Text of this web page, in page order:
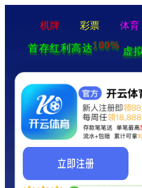
棋牌 彩票 体育
首存红利高达100%
虚